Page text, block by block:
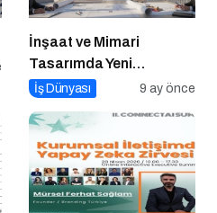
İnşaat ve Mimari
Tasarımda Yeni
Standartlar Belirliyor
İş Dünyası 9 ay önce